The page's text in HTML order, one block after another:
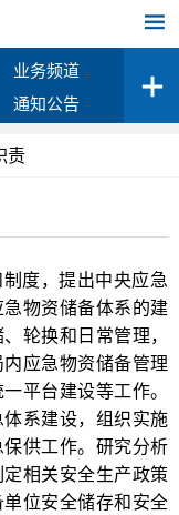
业务频道
通知公告
责
度，提出中央应急
物资储备体系的建
轮换和日常管理，
应急物资储备管理
平台建设等工作。
系建设，组织实施
供工作。研究分析
相关安全生产政策
位安全储存和安全